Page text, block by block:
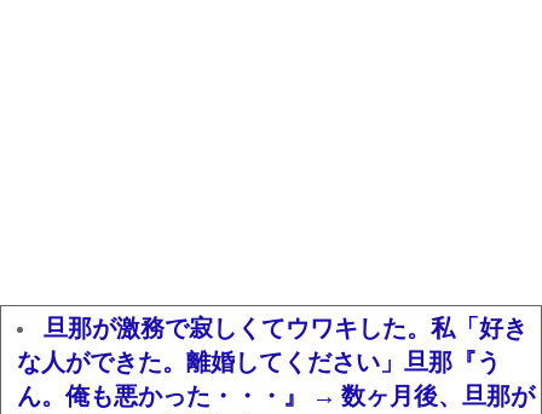
旦那が激務で寂しくてウワキした。私「好き
な人ができた。離婚してください」旦那『う
ん。俺も悪かった・・・』 → 数ヶ月後、旦那が